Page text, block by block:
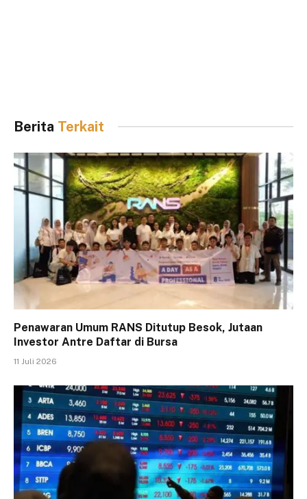
Berita Terkait
Penawaran Umum RANS Ditutup Besok, Jutaan
Investor Antre Daftar di Bursa
11 Juli 2026